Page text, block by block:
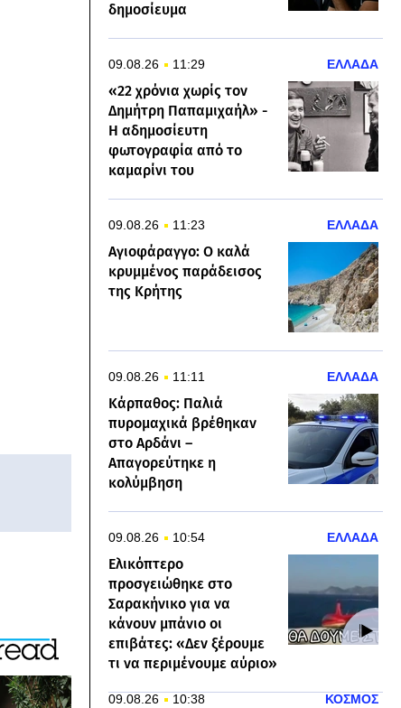
δημοσίευμα
09.08.26 11:29 ΕΛΛΑΔΑ
«22 χρόνια χωρίς τον
Δημήτρη Παπαμιχαήλ» -
Η αδημοσίευτη
φωτογραφία από το
καμαρίνι του
09.08.26 11:23 ΕΛΛΑΔΑ
Αγιοφάραγγο: Ο καλά
κρυμμένος παράδεισος
της Κρήτης
09.08.26 11:11 ΕΛΛΑΔΑ
Κάρπαθος: Παλιά
πυρομαχικά βρέθηκαν
στο Αρδάνι –
Απαγορεύτηκε η
κολύμβηση
09.08.26 10:54 ΕΛΛΑΔΑ
Ελικόπτερο
προσγειώθηκε στο
Σαρακήνικο για να
κάνουν μπάνιο οι
επιβάτες: «Δεν ξέρουμε
τι να περιμένουμε αύριο»
09.08.26 10:38 ΚΟΣΜΟΣ